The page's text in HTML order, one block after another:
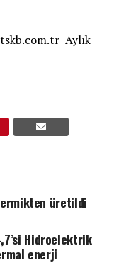
Aylık
üretildi
Hidroelektrik
enerji